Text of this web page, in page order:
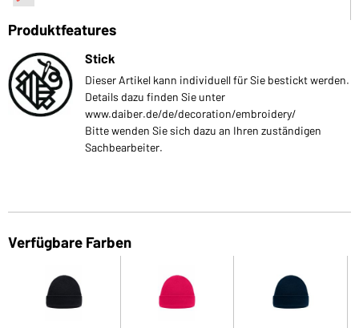
Produktfeatures
Stick
Dieser Artikel kann individuell für Sie bestickt werden.
Details dazu finden Sie unter
www.daiber.de/de/decoration/embroidery/
Bitte wenden Sie sich dazu an Ihren zuständigen
Sachbearbeiter.
Verfügbare Farben